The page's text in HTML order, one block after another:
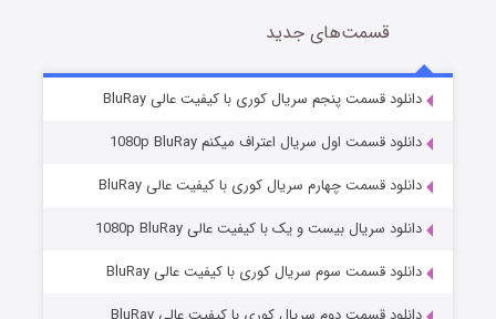
سریال زشت
قسمت2 (زیرنویس) منتشر شد
قسمت‌های جدید
دانلود قسمت پنجم سریال کوری با کیفیت عالی BluRay
دانلود قسمت اول سریال اعتراف میکنم 1080p BluRay
دانلود قسمت چهارم سریال کوری با کیفیت عالی BluRay
دانلود سریال بیست و یک با کیفیت عالی 1080p BluRay
دانلود قسمت سوم سریال کوری با کیفیت عالی BluRay